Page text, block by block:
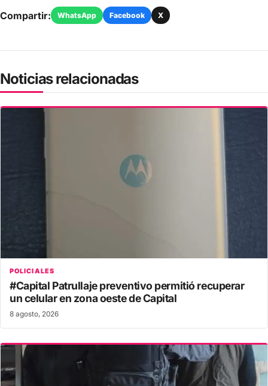
Compartir: WhatsApp Facebook X
Noticias relacionadas
POLICIALES
#Capital Patrullaje preventivo permitió recuperar
un celular en zona oeste de Capital
8 agosto, 2026